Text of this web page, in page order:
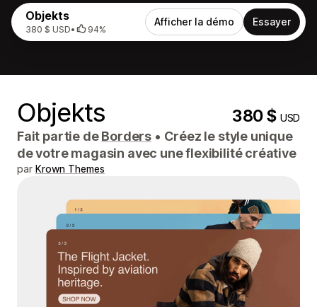
Objekts
380 $ USD• 94%
Afficher la démo Essayer
Objekts 380 $USD
Fait partie deBorders • Créez le style unique
de votre magasin avec une flexibilité créative
par Krown Themes